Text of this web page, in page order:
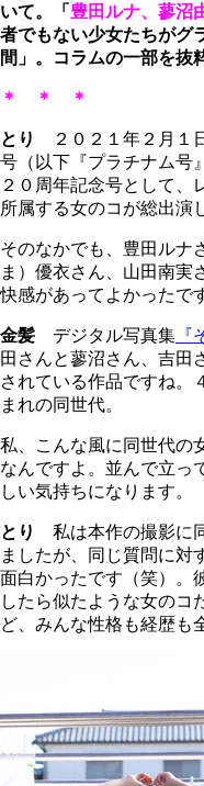
いて。
「 豊田ルナ、蓼沼
者でもない少女たちがグ
間」 。コラムの一部を抜
＊ ＊ ＊
とり
２０２１年２月１
号（以下『プラチナム号
２０周年記念号として、
所属する女のコが総出演
そのなかでも、豊田ルナ
ま）優衣さん、山田南実
快感があってよかったで
金髪 デジタル写真集 『
田さんと蓼沼さん、吉田
されている作品ですね。
まれの同世代。
私、こんな風に同世代の
なんですよ。並んで立っ
しい気持ちになります。
とり
私は本作の撮影に
ましたが、同じ質問に対
面白かったです（笑）。
したら似たような女のコ
ど、みんな性格も経歴も